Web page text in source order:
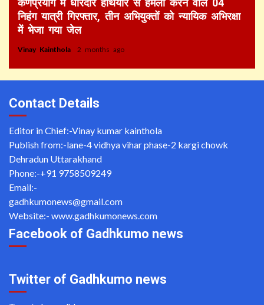
निहंग यात्री गिरफ्तार, तीन अभियुक्तों को न्यायिक अभिरक्षा
में भेजा गया जेल
Vinay Kainthola 2 months ago
Contact Details
Editor in Chief:-Vinay kumar kainthola
Publish from:-lane-4 vidhya vihar phase-2 kargi chowk
Dehradun Uttarakhand
Phone:-+91 9758509249
Email:-
gadhkumonews@gmail.com
Website:- www.gadhkumonews.com
Facebook of Gadhkumo news
Twitter of Gadhkumo news